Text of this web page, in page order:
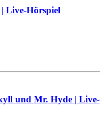
Live-Hörspiel
und Mr. Hyde | Live-